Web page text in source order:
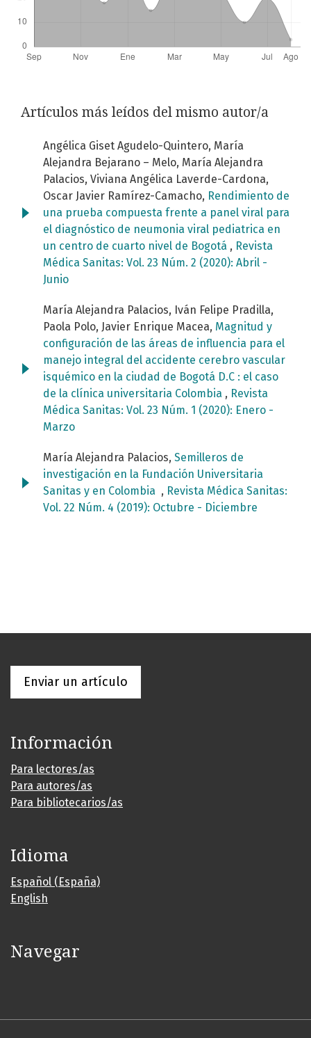
Artículos más leídos del mismo autor/a
Angélica Giset Agudelo-Quintero, María
Alejandra Bejarano – Melo, María Alejandra
Palacios, Viviana Angélica Laverde-Cardona,
Oscar Javier Ramírez-Camacho, Rendimiento de
una prueba compuesta frente a panel viral para
el diagnóstico de neumonia viral pediatrica en
un centro de cuarto nivel de Bogotá , Revista
Médica Sanitas: Vol. 23 Núm. 2 (2020): Abril -
Junio
María Alejandra Palacios, Iván Felipe Pradilla,
Paola Polo, Javier Enrique Macea, Magnitud y
configuración de las áreas de influencia para el
manejo integral del accidente cerebro vascular
isquémico en la ciudad de Bogotá D.C : el caso
de la clínica universitaria Colombia , Revista
Médica Sanitas: Vol. 23 Núm. 1 (2020): Enero -
Marzo
María Alejandra Palacios, Semilleros de
investigación en la Fundación Universitaria
Sanitas y en Colombia , Revista Médica Sanitas:
Vol. 22 Núm. 4 (2019): Octubre - Diciembre
Enviar un artículo
Información
Para lectores/as
Para autores/as
Para bibliotecarios/as
Idioma
Español (España)
English
Navegar